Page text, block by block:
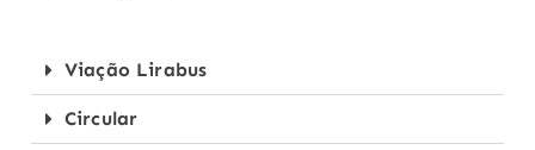
Viação Lirabus
Circular